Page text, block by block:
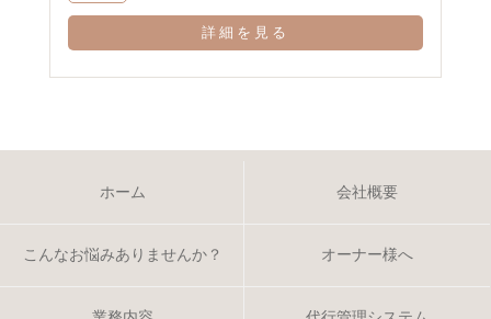
詳細を見る
ホーム 会社概要
こんなお悩みありませんか？ オーナー様へ